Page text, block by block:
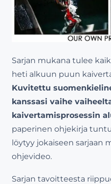
Sarjan mukana tulee
heti alkuun puun
Kuvitettu
kanssasi vaihe
kaivertamisprosessin
paperinen ohjekirja
löytyy jokaiseen sarjaan
ohjevideo.
Sarjan tavoitteesta